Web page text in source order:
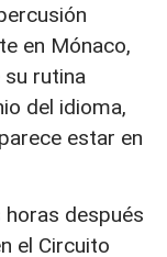
en Mónaco,
rutina
del idioma,
estar en
después
el Circuito